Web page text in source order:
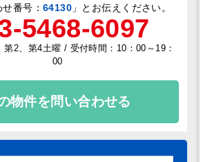
番号： 64130 」とお伝えください。
5468-6097
第2、第4土曜 / 受付時間：10：00～19：
00
物件を問い合わせる